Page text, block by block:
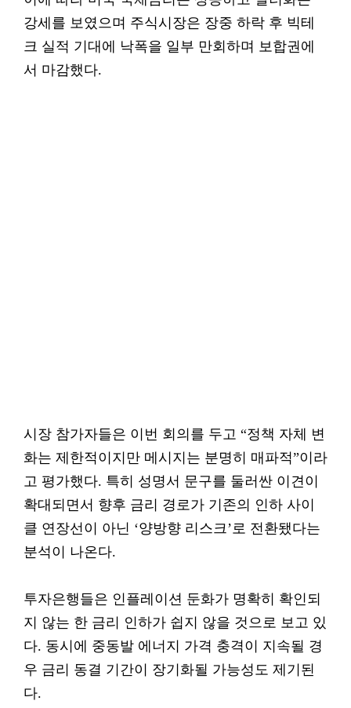
강세를 보였으며 주식시장은 장중 하락 후 빅테
크 실적 기대에 낙폭을 일부 만회하며 보합권에
서 마감했다.
시장 참가자들은 이번 회의를 두고 “정책 자체 변
화는 제한적이지만 메시지는 분명히 매파적”이라
고 평가했다. 특히 성명서 문구를 둘러싼 이견이
확대되면서 향후 금리 경로가 기존의 인하 사이
클 연장선이 아닌 ‘양방향 리스크’로 전환됐다는
분석이 나온다.
투자은행들은 인플레이션 둔화가 명확히 확인되
지 않는 한 금리 인하가 쉽지 않을 것으로 보고 있
다. 동시에 중동발 에너지 가격 충격이 지속될 경
우 금리 동결 기간이 장기화될 가능성도 제기된
다.